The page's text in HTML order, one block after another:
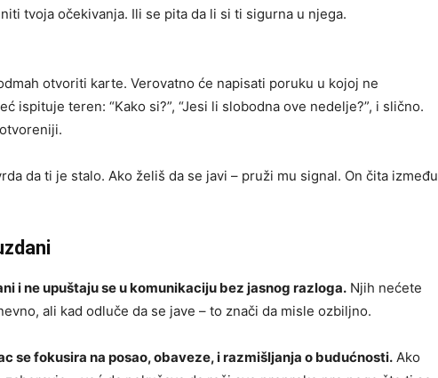
tvoja očekivanja. Ili se pita da li si ti sigurna u njega.
otvoriti karte. Verovatno će napisati poruku u kojoj ne
ispituje teren: “Kako si?”, “Jesi li slobodna ove nedelje?”, i slično.
da ti je stalo. Ako želiš da se javi – pruži mu signal. On čita između
i ne upuštaju se u komunikaciju bez jasnog razloga. Njih nećete
ali kad odluče da se jave – to znači da misle ozbiljno.
se fokusira na posao, obaveze, i razmišljanja o budućnosti. Ako